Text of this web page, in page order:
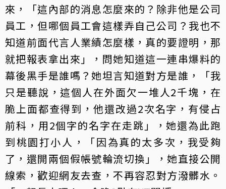
來，「這內部的消息怎麼來的？除非他是公司
員工，但哪個員工會這樣弄自己公司？我也不
知道前面代言人業績怎麼樣，真的要證明，那
就把報表拿出來」，問她知道這一連串爆料的
幕後黑手是誰嗎？她坦言知道對方是誰，「我
只是聽說，這個人在外面欠一堆人2千塊，在
脆上面都查得到，他還改過2次名字，有侵占
前科，用2個字的名字在走跳」，她還為此跑
到桃園打小人，「因為真的太多次，我受夠
了，還開兩個假帳號輪流切換」，她直接公開
線索，歡迎網友去查，不再容忍對方潑髒水。